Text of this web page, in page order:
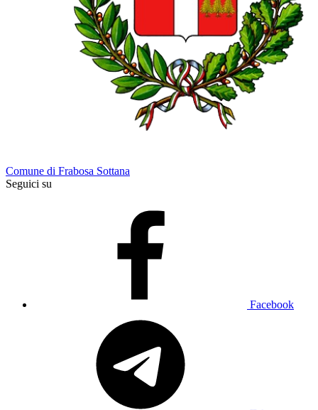
Comune di Frabosa Sottana
Seguici su
Facebook